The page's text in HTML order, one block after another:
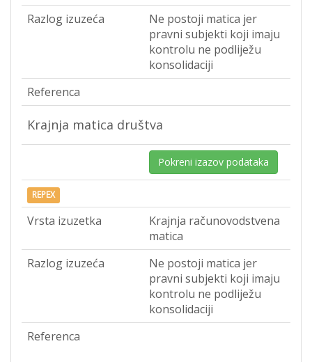
Razlog izuzeća
Ne postoji matica jer
pravni subjekti koji imaju
kontrolu ne podliježu
konsolidaciji
Referenca
Krajnja matica društva
Pokreni izazov podataka
REPEX
Vrsta izuzetka
Krajnja računovodstvena
matica
Razlog izuzeća
Ne postoji matica jer
pravni subjekti koji imaju
kontrolu ne podliježu
konsolidaciji
Referenca